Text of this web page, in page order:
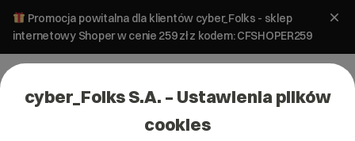
Promocja powitalna dla klientów cyber_Folks - sklep
internetowy Shoper w cenie 259 zł z kodem: CFSHOPER259
cyber_Folks S.A. – Ustawienia plików
cookies